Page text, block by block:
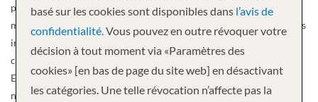
présente un design inspiré des courbes fluides des instruments de
musique. Les clients peuvent savourer ses restaurants de spécialités
innovantes – de Sel de Mer au Grand Dutch Cafe. Découvrez les
cours de cuisine et les ateliers pratiques à America’s Test Kitchen.
Et réjouissez-vous des émissions de BBC Earth Experiences sur
notre spectaculaire scène mondiale à deux étages.
basé sur les cookies sont disponibles dans l’avis de
confidentialité.Vous pouvez en outre révoquer votre
décision à tout moment via «Paramètres des
cookies» [en bas de page du site web] en désactivant
les catégories. Une telle révocation n’affecte pas la